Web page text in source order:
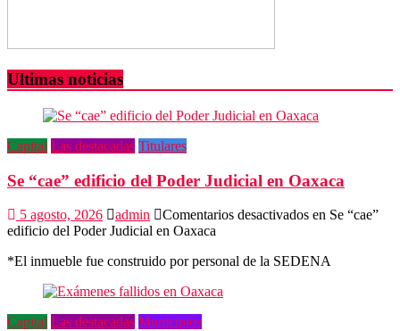
Ultimas noticias
Capital Las destacadas Titulares
Se “cae” edificio del Poder Judicial en Oaxaca
5 agosto, 2026 admin Comentarios desactivados en Se “cae”
edificio del Poder Judicial en Oaxaca
*El inmueble fue construido por personal de la SEDENA
Capital Las destacadas Municipios